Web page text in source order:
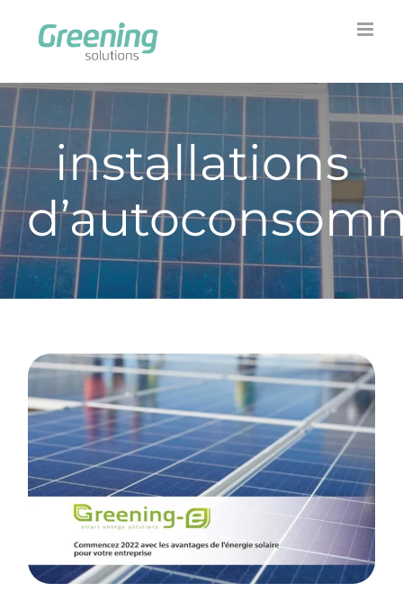
content
installations
Commencez 2022 avec
les avantages de
l’énergie solaire pour
votre entreprise